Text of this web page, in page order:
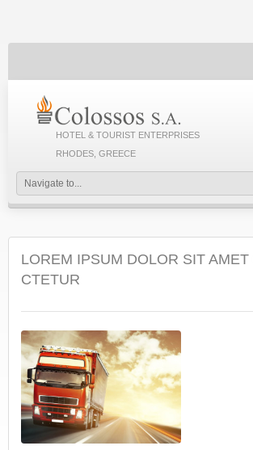
HOTEL & TOURIST ENTERPRISES
RHODES, GREECE
LOREM IPSUM DOLOR SIT
CTETUR